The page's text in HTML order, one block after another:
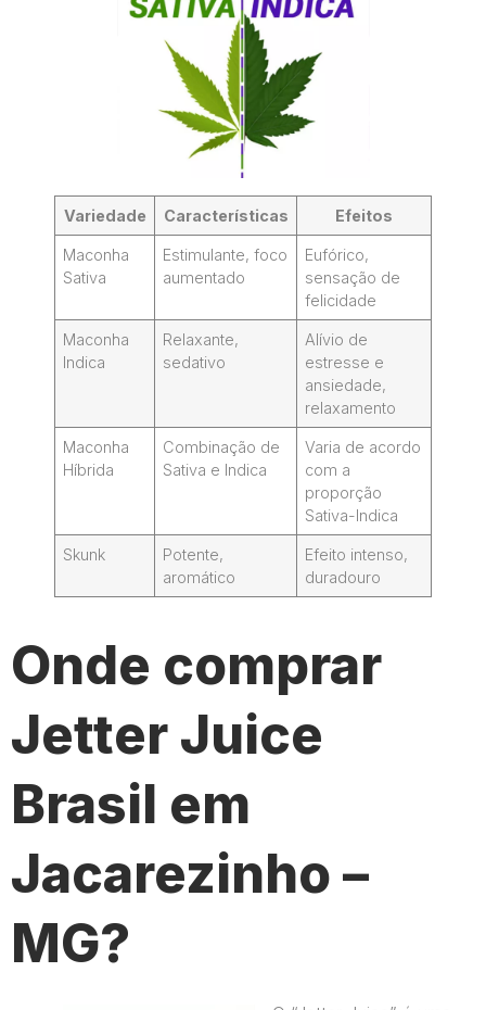
Variedade Características Efeitos
Maconha
Sativa
Estimulante, foco
aumentado
Eufórico,
sensação de
felicidade
Maconha
Indica
Relaxante,
sedativo
Alívio de
estresse e
ansiedade,
relaxamento
Maconha
Híbrida
Combinação de
Sativa e Indica
Varia de acordo
com a
proporção
Sativa-Indica
Skunk
Potente,
aromático
Efeito intenso,
duradouro
Onde comprar
Jetter Juice
Brasil em
Jacarezinho –
MG?